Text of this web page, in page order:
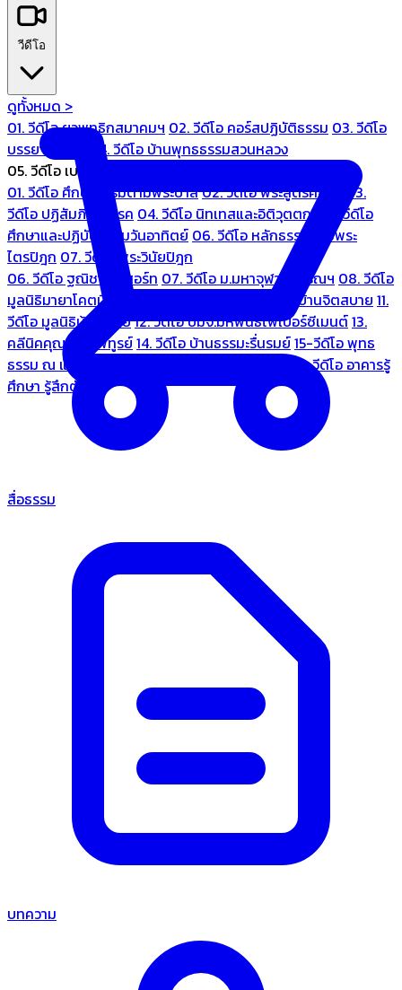
วีดีโอ
ดูทั้งหมด >
01. วีดีโอ ยุวพุทธิกสมาคมฯ 02. วีดีโอ คอร์สปฏิบัติธรรม 03. วีดีโอ
บรรยายทั่วไป
04. วีดีโอ บ้านพุทธธรรมสวนหลวง
05. วีดีโอ เบนซ์ทองหล่อ
01. วีดีโอ ศึกษาธรรมตามพระบาลี02. วีดีโอ พระสูตรศึกษา
03.
วีดีโอ ปฏิสัมภิทามรรค 04. วีดีโอ นิทเทสและอิติวุตตกะ
05. วีดีโอ
ศึกษาและปฏิบัติธรรมวันอาทิตย์ 06. วีดีโอ หลักธรรมตามพระ
ไตรปิฎก 07. วีดีโอ พระวินัยปิฎก
06. วีดีโอ ฐณิชาฌ์รีสอร์ท 07. วีดีโอ ม.มหาจุฬาลงกรณฯ 08. วีดีโอ
มูลนิธิมายาโคตมี
10. วีดีโอ บ้านจิตสบาย 11.
วีดีโอ มูลนิธิบ้านอารีย์12. วีดีโอ บมจ.มหพันธ์ไฟเบอร์ซีเมนต์13.
คลีนิคคุณหมอไพทูรย์14. วีดีโอ บ้านธรรมะรื่นรมย์15-วีดีโอ พุทธ
ธรรม ณ แดนพุทธภูมิ
19. วีดีโอ อาคารรู้
ศึกษา รู้สึกตัว
สื่อธรรม
บทความ